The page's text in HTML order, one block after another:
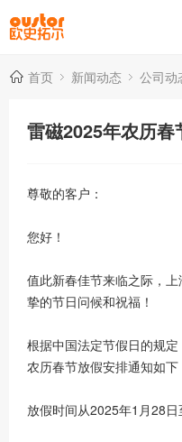
首页 新闻动态 公司动
雷磁2025年农历春
尊敬的客户：
您好！
值此新春佳节来临之际，
挚的节日问候和祝福！
根据中国法定节假日的规
农历春节放假安排通知如下
放假时间从2025年1月28日